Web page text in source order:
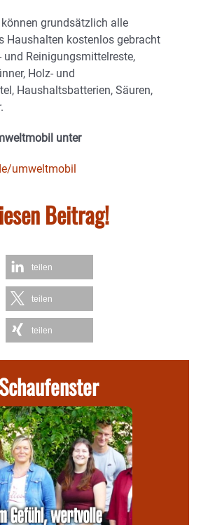
grundsätzlich alle
Haushalten kostenlos gebracht
und Reinigungsmittelreste,
Holz- und
Haushaltsbatterien, Säuren,
unter
umweltmobil
Beitrag!
teilen
teilen
teilen
Schaufenster